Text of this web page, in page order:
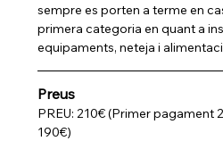
sempre es porten a terme en
primera categoria en quant a
equipaments, neteja i
Preus
PREU: 210€ (Primer pagament
190€)